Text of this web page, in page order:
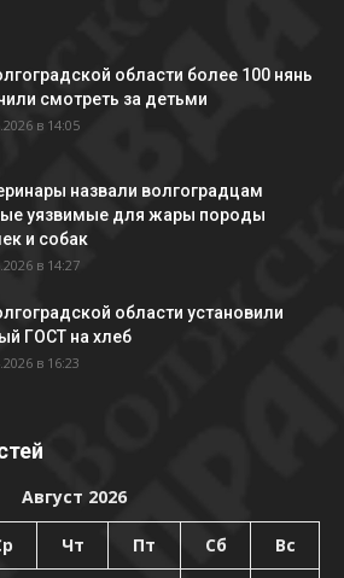
области более 100 нянь
смотреть за детьми
в 14:05
назвали волгоградцам
уязвимые для жары породы
и собак
в 14:27
области установили
ГОСТ на хлеб
в 16:23
Август 2026
Чт Пт Сб Вс